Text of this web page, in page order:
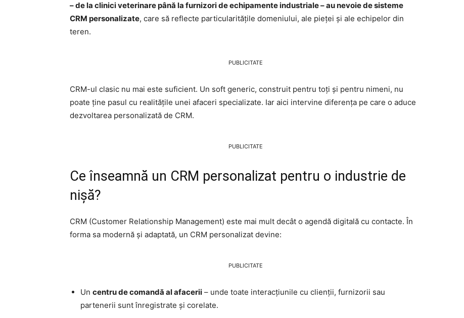
– de la clinici veterinare până la furnizori de echipamente industriale – au nevoie de sisteme
CRM personalizate, care să reflecte particularitățile domeniului, ale pieței și ale echipelor din
teren.
PUBLICITATE
CRM-ul clasic nu mai este suficient. Un soft generic, construit pentru toți și pentru nimeni, nu
poate ține pasul cu realitățile unei afaceri specializate. Iar aici intervine diferența pe care o aduce
dezvoltarea personalizată de CRM.
PUBLICITATE
Ce înseamnă un CRM personalizat pentru o industrie de
nișă?
CRM (Customer Relationship Management) este mai mult decât o agendă digitală cu contacte. În
forma sa modernă și adaptată, un CRM personalizat devine:
PUBLICITATE
Un centru de comandă al afacerii – unde toate interacțiunile cu clienții, furnizorii sau
partenerii sunt înregistrate și corelate.